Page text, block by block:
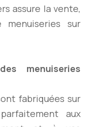
assure la vente,
sur
menuiseries
fabriquées sur
aux